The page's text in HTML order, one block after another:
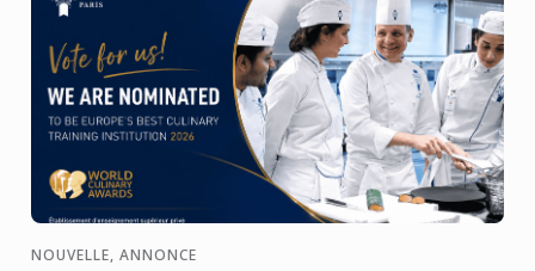
NOUVELLE, ANNONCE